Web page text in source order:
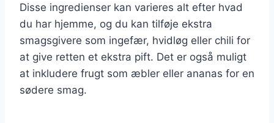
Disse ingredienser kan varieres alt efter hvad
du har hjemme, og du kan tilføje ekstra
smagsgivere som ingefær, hvidløg eller chili for
at give retten et ekstra pift. Det er også muligt
at inkludere frugt som æbler eller ananas for en
sødere smag.